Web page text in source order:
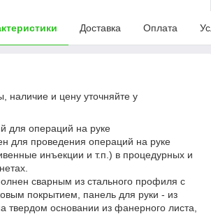
Доставка Оплата
наличие и цену уточняйте у
для операций на руке
для проведения операций на руке
инъекции и т.п.) в процедурных и
сварным из стального профиля с
покрытием, панель для руки - из
твердом основании из фанерного листа,